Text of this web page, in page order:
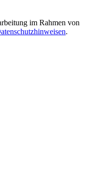
im Rahmen von
.